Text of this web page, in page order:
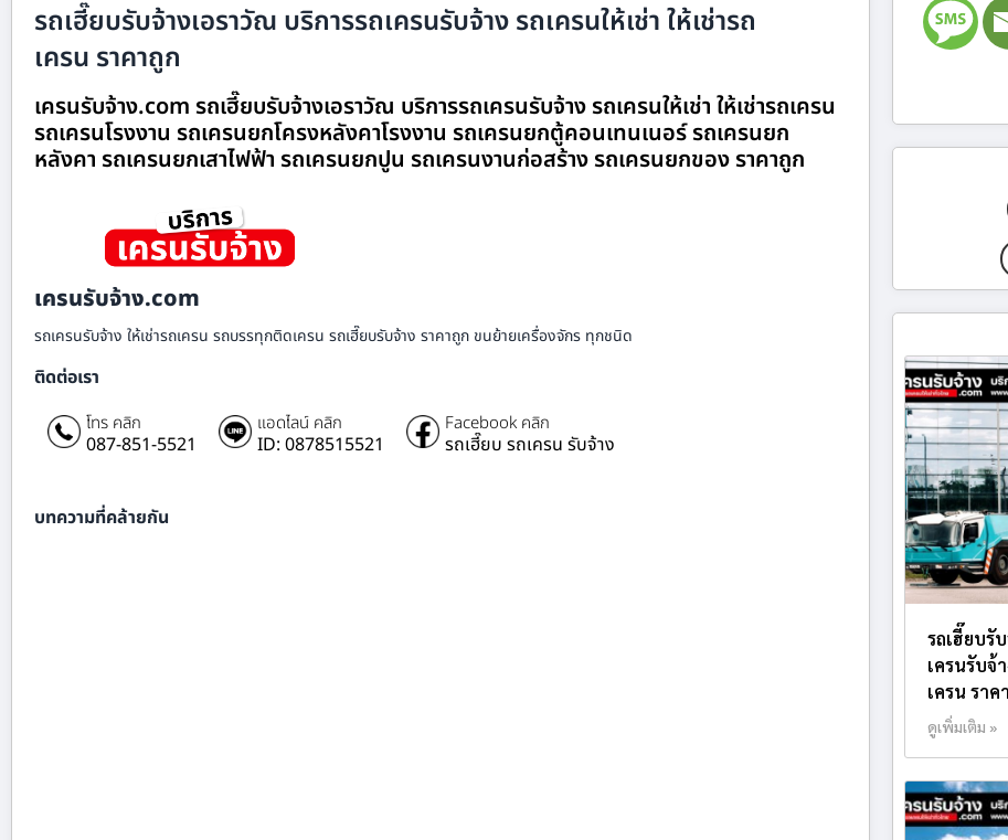
รถเฮี๊ยบรับจ้างเอราวัณ บริการรถเครนรับจ้าง รถเครนให้เช่า ให้เช่ารถ
เครน ราคาถูก
เครนรับจ้าง.com รถเฮี๊ยบรับจ้างเอราวัณ บริการรถเครนรับจ้าง รถเครนให้เช่า ให้เช่ารถเครน
รถเครนโรงงาน รถเครนยกโครงหลังคาโรงงาน รถเครนยกตู้คอนเทนเนอร์ รถเครนยก
หลังคา รถเครนยกเสาไฟฟ้า รถเครนยกปูน รถเครนงานก่อสร้าง รถเครนยกของ ราคาถูก
เครนรับจ้าง.com
รถเครนรับจ้าง ให้เช่ารถเครน รถบรรทุกติดเครน รถเฮี๊ยบรับจ้าง ราคาถูก ขนย้ายเครื่องจักร ทุกชนิด
ติดต่อเรา
โทร คลิก
087-851-5521
แอดไลน์ คลิก
ID: 0878515521
Facebook คลิก
รถเฮี๊ยบ รถเครน รับจ้าง
บทความที่คล้ายกัน
รถเฮี๊ยบรั
เครนรับจ้
เครน ราค
ดูเพิ่มเติม »